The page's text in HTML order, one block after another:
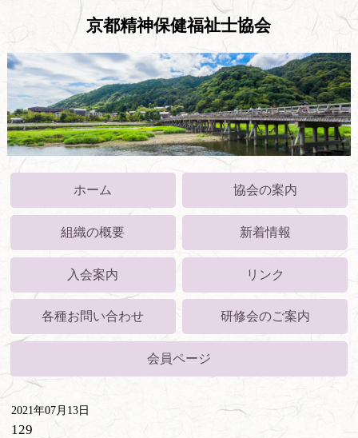
京都精神保健福祉士協会
ホーム 協会の案内
組織の概要 新着情報
入会案内 リンク
各種お問い合わせ 研修会のご案内
会員ページ
2021年07月13日
129